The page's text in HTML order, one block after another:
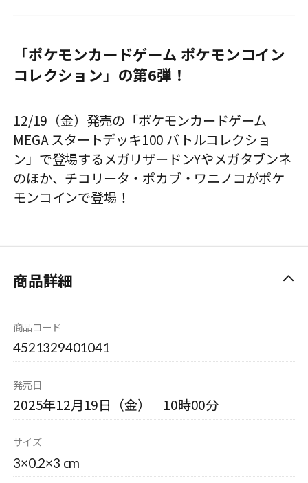
「ポケモンカードゲーム ポケモンコイン
コレクション」の第6弾！
12/19（金）発売の「ポケモンカードゲーム
MEGA スタートデッキ100 バトルコレクショ
ン」で登場するメガリザードンYやメガタブンネ
のほか、チコリータ・ポカブ・ワニノコがポケ
モンコインで登場！
商品詳細
商品コード
4521329401041
発売日
2025年12月19日（金） 10時00分
サイズ
3×0.2×3 cm